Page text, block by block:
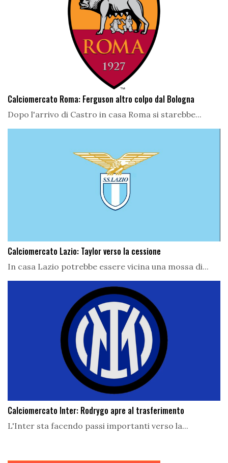
Calciomercato Roma: Ferguson altro colpo dal Bologna
Dopo l'arrivo di Castro in casa Roma si starebbe...
Calciomercato Lazio: Taylor verso la cessione
In casa Lazio potrebbe essere vicina una mossa di...
Calciomercato Inter: Rodrygo apre al trasferimento
L'Inter sta facendo passi importanti verso la...